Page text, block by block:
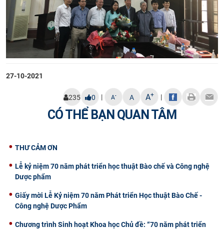
27-10-2021
235 0 | A- A A+ |
CÓ THỂ BẠN QUAN TÂM
THƯ CẢM ƠN
Lễ kỷ niệm 70 năm phát triển học thuật Bào chế và Công nghệ
Dược phẩm
Giấy mời Lễ Kỷ niệm 70 năm Phát triển Học thuật Bào Chế -
Công nghệ Dược Phẩm
Chương trình Sinh hoạt Khoa học Chủ đề: “70 năm phát triển